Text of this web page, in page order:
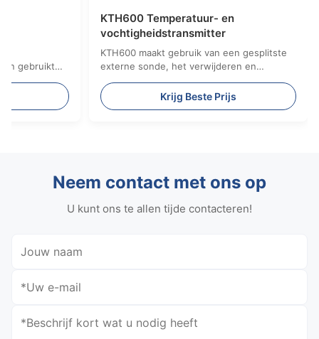
gebruikt
KTH600 Temperatuur- en
vochtigheidstransmitter
KTH600 maakt gebruik van een gesplitste
externe sonde, het verwijderen en
worden gedaan zonder de zender aan te
passen
Krijg Beste Prijs
Neem contact met ons op
U kunt ons te allen tijde contacteren!